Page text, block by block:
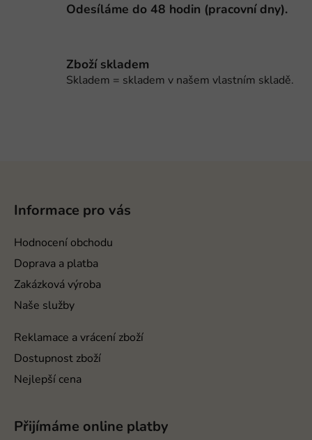
Odesíláme do 48 hodin (pracovní dny).
Zboží skladem
Skladem = skladem v našem vlastním skladě.
Informace pro vás
Hodnocení obchodu
Doprava a platba
Zakázková výroba
Naše služby
Reklamace a vrácení zboží
Dostupnost zboží
Nejlepší cena
Přijímáme online platby